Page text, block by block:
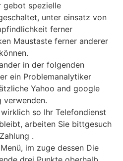
gebot spezielle
unter einsatz von
ferner
Maustaste ferner anderer
in der folgenden
ein Problemanalytiker
Yahoo and google
verwenden.
so Ihr Telefondienst
arbeiten Sie bittgesuch
.
im zuge dessen Die